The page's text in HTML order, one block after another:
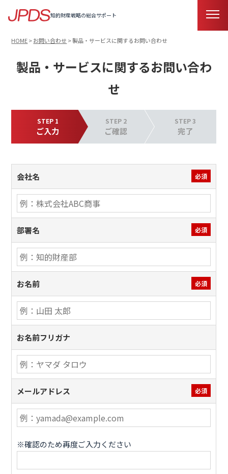
知的財産戦略の総合サポート
HOME>お問い合わせ >製品・サービスに関するお問い合わせ
製品・サービスに関するお問い合わ
せ
STEP 1
ご入力
STEP 2
ご確認
STEP 3
完了
会社名 必須
部署名 必須
お名前 必須
お名前フリガナ
メールアドレス 必須
※確認のため再度ご入力ください